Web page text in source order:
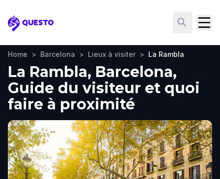
Questo
Home > Barcelona > Lieux à visiter > La Rambla
La Rambla, Barcelona,
Guide du visiteur et quoi
faire à proximité